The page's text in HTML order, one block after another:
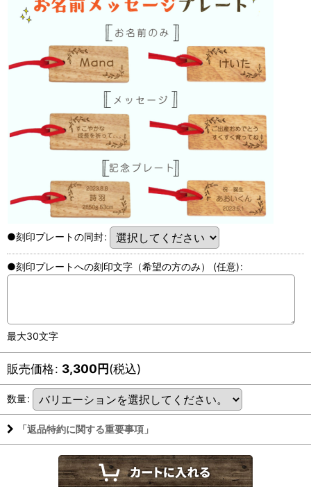
●刻印プレートの同封:
●刻印プレートへの刻印文字（希望の方のみ） (任意):
最大30文字
販売価格: 3,300円(税込)
数量:
「返品特約に関する重要事項」